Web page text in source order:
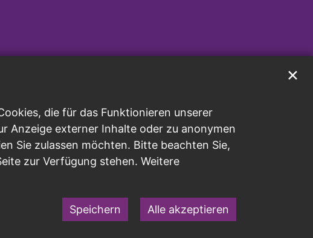
die für das Funktionieren unserer
Anzeige externer Inhalte oder zu anonymen
Sie zulassen möchten. Bitte beachten Sie,
zur Verfügung stehen. Weitere
Speichern Alle akzeptieren
✕